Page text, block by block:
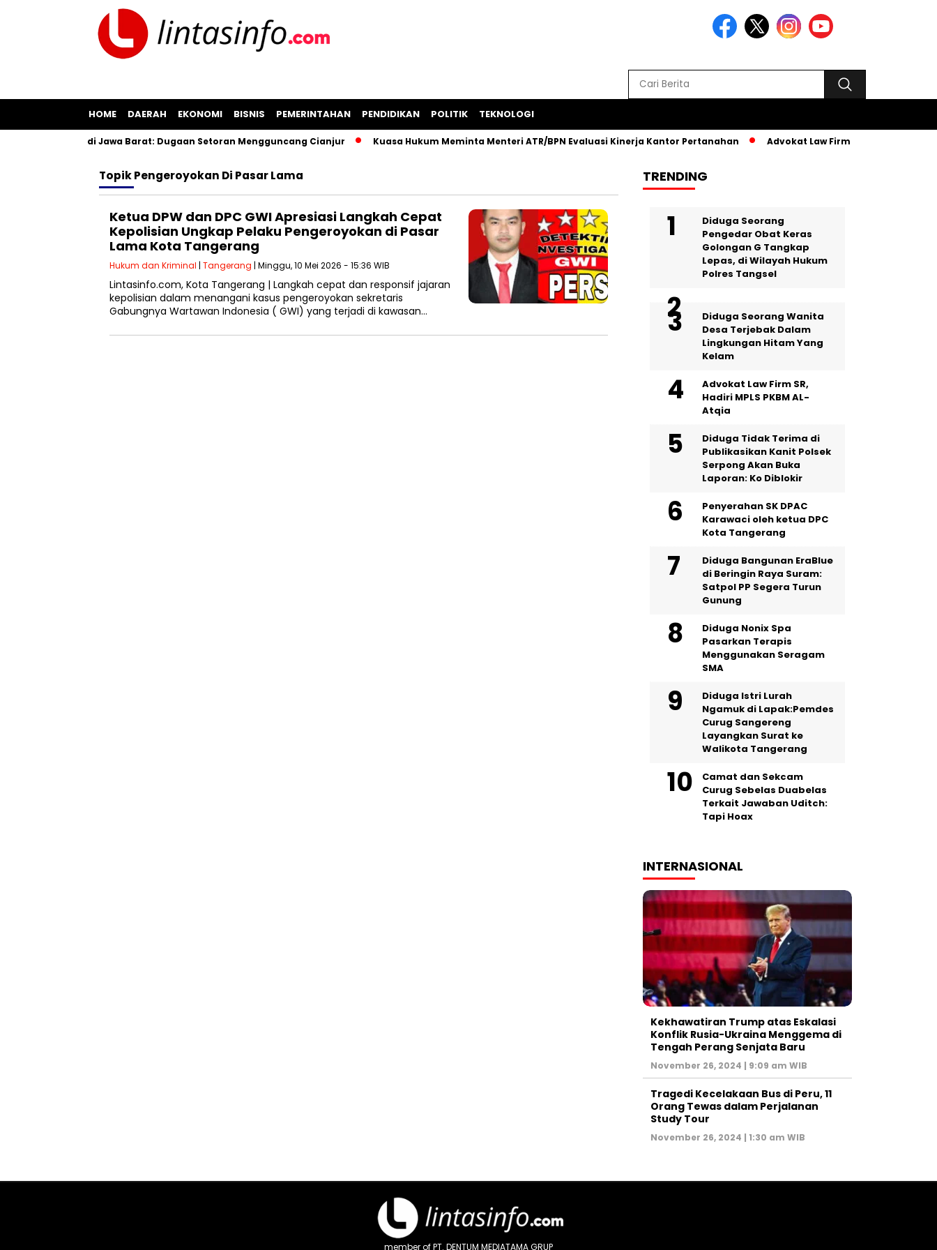
HOME DAERAH EKONOMI BISNIS PEMERINTAHAN PENDIDIKAN POLITIK TEKNOLOGI
Pil Koplo di Jawa Barat: Dugaan Setoran Mengguncang Cianjur Kuasa Hukum Meminta Menteri ATR/BPN Evaluasi Kinerja Kantor Pertanahan Advokat Law Firm SR, Hadiri MPLS
TopikPengeroyokan Di Pasar Lama
Ketua DPW dan DPC GWI Apresiasi Langkah Cepat
Kepolisian Ungkap Pelaku Pengeroyokan di Pasar
Lama Kota Tangerang
Hukum dan Kriminal | Tangerang | Minggu, 10 Mei 2026 - 15:36 WIB
Lintasinfo.com, Kota Tangerang | Langkah cepat dan responsif jajaran
kepolisian dalam menangani kasus pengeroyokan sekretaris
Gabungnya Wartawan Indonesia ( GWI) yang terjadi di kawasan…
TRENDING
‎Diduga Seorang
Pengedar Obat Keras
Golongan G Tangkap
Lepas, di Wilayah Hukum
Polres Tangsel
‎Diduga Seorang Wanita
Desa Terjebak Dalam
Lingkungan Hitam Yang
Kelam
Advokat Law Firm SR,
Hadiri MPLS PKBM AL-
Atqia
Diduga Tidak Terima di
Publikasikan Kanit Polsek
Serpong Akan Buka
Laporan: Ko Diblokir
Penyerahan SK DPAC
Karawaci oleh ketua DPC
Kota Tangerang
Diduga Bangunan EraBlue
di Beringin Raya Suram:
Satpol PP Segera Turun
Gunung
‎Diduga Nonix Spa
Pasarkan Terapis
Menggunakan Seragam
SMA
‎Diduga Istri Lurah
Ngamuk di Lapak:Pemdes
Curug Sangereng
Layangkan Surat ke
Walikota Tangerang
Camat dan Sekcam
Curug Sebelas Duabelas
Terkait Jawaban Uditch:
Tapi Hoax
INTERNASIONAL
Kekhawatiran Trump atas Eskalasi
Konflik Rusia-Ukraina Menggema di
Tengah Perang Senjata Baru
November 26, 2024 | 9:09 am WIB
Tragedi Kecelakaan Bus di Peru, 11
Orang Tewas dalam Perjalanan
Study Tour
November 26, 2024 | 1:30 am WIB
member of PT. DENTUM MEDIATAMA GRUP